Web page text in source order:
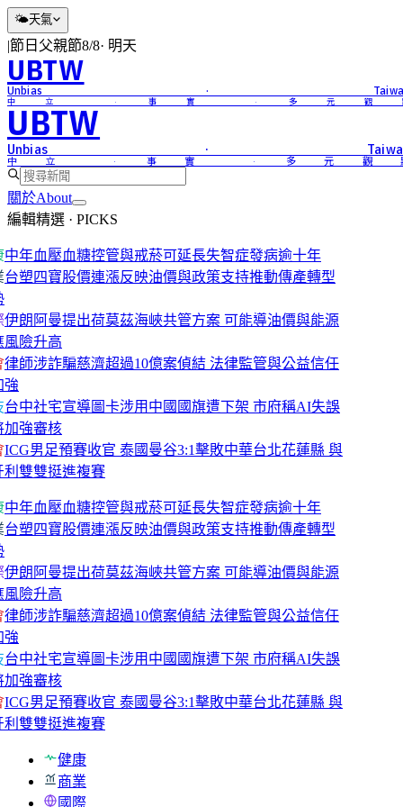
🌤天氣
|節日 父親節8/8· 明天
UBTW
Unbias ·
中立 · 事實 · 多元觀
UBTW
Unbias ·
中立 · 事實 · 多元觀
關於About
編輯精選 · PICKS
中年血壓血糖控管與戒菸可延長失智症發病逾十年
台塑四寶股價連漲反映油價與政策支持推動傳產轉型
伊朗阿曼提出荷莫茲海峽共管方案 可能導油價與能源
風險升高
律師涉詐騙慈濟超過10億案偵結 法律監管與公益信任
強
台中社宅宣導圖卡涉用中國國旗遭下架 市府稱AI失誤
加強審核
ICG男足預賽收官 泰國曼谷3:1擊敗中華台北花蓮縣 與
利雙雙挺進複賽
中年血壓血糖控管與戒菸可延長失智症發病逾十年
台塑四寶股價連漲反映油價與政策支持推動傳產轉型
伊朗阿曼提出荷莫茲海峽共管方案 可能導油價與能源
風險升高
律師涉詐騙慈濟超過10億案偵結 法律監管與公益信任
強
台中社宅宣導圖卡涉用中國國旗遭下架 市府稱AI失誤
加強審核
ICG男足預賽收官 泰國曼谷3:1擊敗中華台北花蓮縣 與
利雙雙挺進複賽
健康
商業
國際